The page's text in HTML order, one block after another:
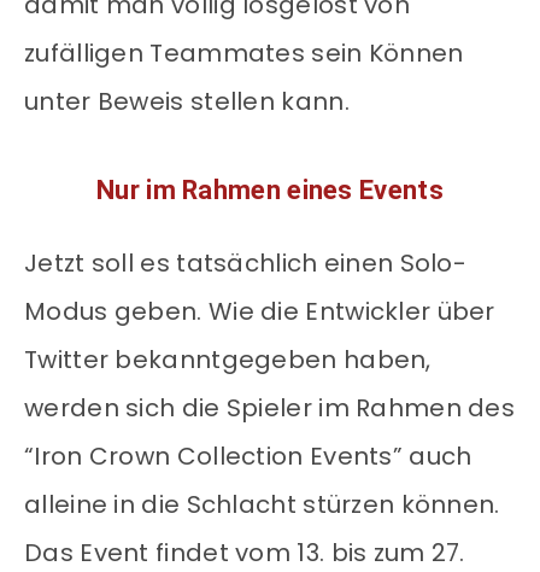
zufälligen Teammates sein Können
unter Beweis stellen kann.
Nur im Rahmen eines Events
Jetzt soll es tatsächlich einen Solo-
Modus geben. Wie die Entwickler über
Twitter bekanntgegeben haben,
werden sich die Spieler im Rahmen des
“Iron Crown Collection Events” auch
alleine in die Schlacht stürzen können.
Das Event findet vom 13. bis zum 27.